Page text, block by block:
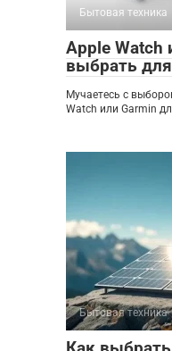
Бытовая техника
Apple Watch
выбрать для
Мучаетесь с
Watch или Garmin
Бытовая техника